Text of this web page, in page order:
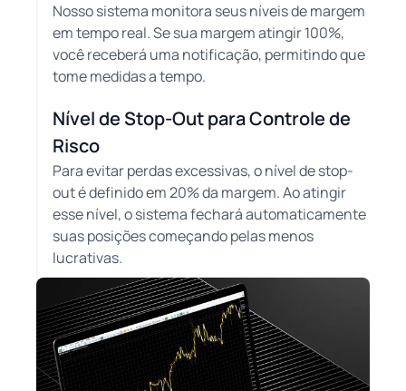
Nosso sistema monitora seus níveis de margem
em tempo real. Se sua margem atingir 100%,
você receberá uma notificação, permitindo que
tome medidas a tempo.
Nível de Stop-Out para Controle de
Risco
Para evitar perdas excessivas, o nível de stop-
out é definido em 20% da margem. Ao atingir
esse nível, o sistema fechará automaticamente
suas posições começando pelas menos
lucrativas.